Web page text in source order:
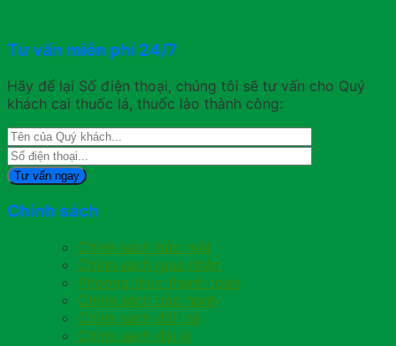
Tư vấn miễn phí 24/7
Hãy để lại Số điện thoại, chúng tôi sẽ tư vấn cho Quý
khách cai thuốc lá, thuốc lào thành công:
Chính sách
Chính sách bảo mật
Chính sách giao nhận
Phương thức thanh toán
Chính sách bảo hành
Chính sách đổi trả
Chính sách đại lý